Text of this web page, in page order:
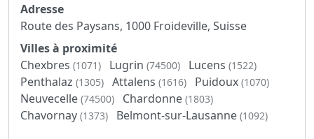
Adresse
Route des Paysans, 1000 Froideville, Suisse
Villes à proximité
Chexbres (1071) Lugrin (74500) Lucens (1522)
Penthalaz (1305) Attalens (1616) Puidoux (1070)
Neuvecelle (74500) Chardonne (1803)
Chavornay (1373) Belmont-sur-Lausanne (1092)